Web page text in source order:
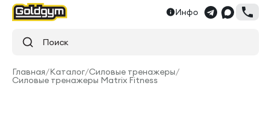
Инфо
Поиск
Главная/Каталог/Силовые тренажеры/
Силовые тренажеры Matrix Fitness